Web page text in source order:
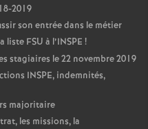
2019
son entrée dans le métier
liste FSU à l’INSPE !
stagiaires le 22 novembre 2019
INSPE, indemnités,
majoritaire
les missions, la